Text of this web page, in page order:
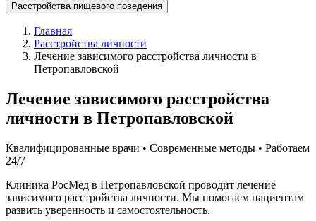
Расстройства пищевого поведения
Главная
Расстройства личности
Лечение зависимого расстройства личности в
Петропавловской
Лечение зависимого расстройства
личности в Петропавловской
Квалифицированные врачи • Современные методы • Работаем
24/7
Клиника РосМед в Петропавловской проводит лечение
зависимого расстройства личности. Мы помогаем пациентам
развить уверенность и самостоятельность.